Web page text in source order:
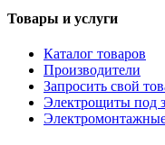
Товары и услуги
Каталог товаров
Производители
Запросить свой
Электрощиты под